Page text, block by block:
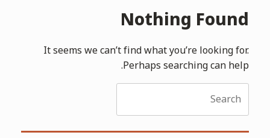
Nothing Found
It seems we can’t find what you’re looking for.
Perhaps searching can help.
Search
for: